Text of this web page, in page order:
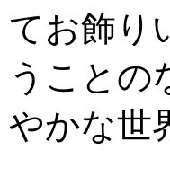
てお飾り
うことの
やかな世